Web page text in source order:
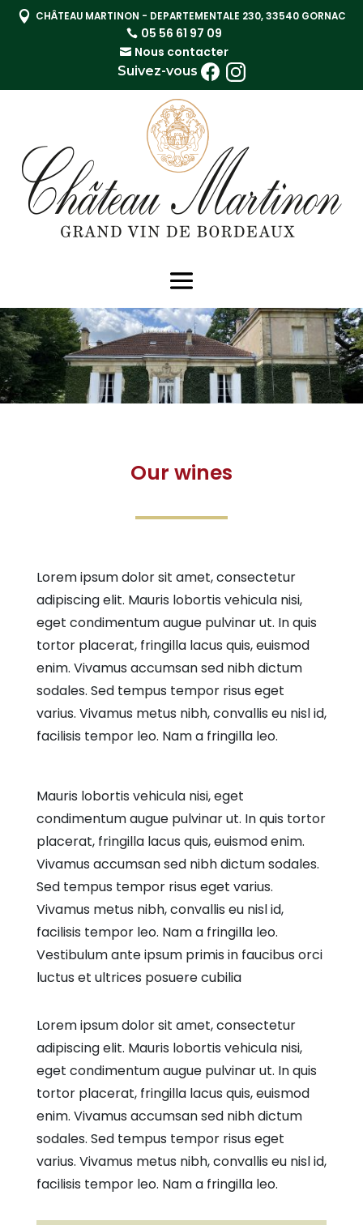
 CHÂTEAU MARTINON - DEPARTEMENTALE 230, 33540 GORNAC
05 56 61 97 09
Nous contacter
Suivez-vous
Our wines
Lorem ipsum dolor sit amet, consectetur
adipiscing elit. Mauris lobortis vehicula nisi,
eget condimentum augue pulvinar ut. In quis
tortor placerat, fringilla lacus quis, euismod
enim. Vivamus accumsan sed nibh dictum
sodales. Sed tempus tempor risus eget
varius. Vivamus metus nibh, convallis eu nisl id,
facilisis tempor leo. Nam a fringilla leo.
Mauris lobortis vehicula nisi, eget
condimentum augue pulvinar ut. In quis tortor
placerat, fringilla lacus quis, euismod enim.
Vivamus accumsan sed nibh dictum sodales.
Sed tempus tempor risus eget varius.
Vivamus metus nibh, convallis eu nisl id,
facilisis tempor leo. Nam a fringilla leo.
Vestibulum ante ipsum primis in faucibus orci
luctus et ultrices posuere cubilia
Lorem ipsum dolor sit amet, consectetur
adipiscing elit. Mauris lobortis vehicula nisi,
eget condimentum augue pulvinar ut. In quis
tortor placerat, fringilla lacus quis, euismod
enim. Vivamus accumsan sed nibh dictum
sodales. Sed tempus tempor risus eget
varius. Vivamus metus nibh, convallis eu nisl id,
facilisis tempor leo. Nam a fringilla leo.